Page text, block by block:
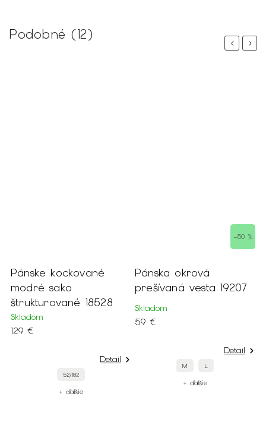
Podobné (12)
Previous
Pánske kockované
modré sako
štrukturované 18528
Skladom
129 €
Detail
52/182
+ ďalšie
–50 %
Pánska okrová
prešívaná vesta 19207
Skladom
59 €
Detail
M L
+ ďalšie
Next